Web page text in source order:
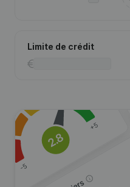
Limite de crédit